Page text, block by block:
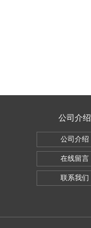
公司介绍
公司介绍
在线留言
联系我们